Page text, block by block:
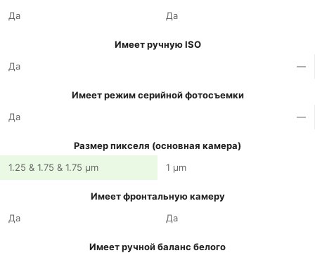
Да
Да
Имеет ручную ISO
Да
—
Имеет режим серийной фотосъемки
Да
—
Размер пикселя (основная камера)
1.25 & 1.75 & 1.75 µm
1 µm
Имеет фронтальную камеру
Да
Да
Имеет ручной баланс белого